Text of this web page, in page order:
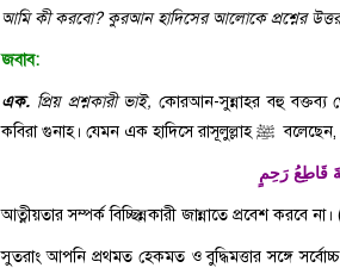
আমি কী করবো? কুরআন হাদিসের আলোকে প্রশ্নের
জবাব:
এক. প্রিয় প্রশ্নকারী ভাই, কোরআন-সুন্নাহর বহু বক্তব্য
কবিরা গুনাহ। যেমন এক হাদিসে রাসূলুল্লাহ ﷺ বলেছেন,
قَاطِعُ رَحِمٍ
আত্নীয়তার সম্পর্ক বিচ্ছিন্নকারী জান্নাতে প্রবেশ করবে
সুতরাং আপনি প্রথমত হেকমত ও বুদ্ধিমত্তার সঙ্গে